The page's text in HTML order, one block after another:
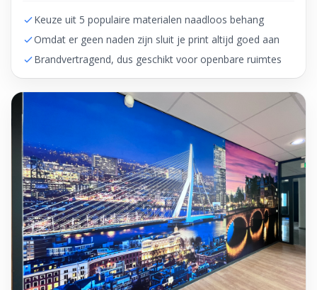
Keuze uit 5 populaire materialen naadloos behang
Omdat er geen naden zijn sluit je print altijd goed aan
Brandvertragend, dus geschikt voor openbare ruimtes